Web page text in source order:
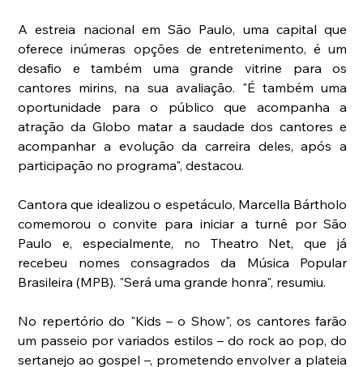
A estreia nacional em São Paulo, uma capital que
oferece inúmeras opções de entretenimento, é um
desafio e também uma grande vitrine para os
cantores mirins, na sua avaliação. "É também uma
oportunidade para o público que acompanha a
atração da Globo matar a saudade dos cantores e
acompanhar a evolução da carreira deles, após a
participação no programa", destacou.
Cantora que idealizou o espetáculo, Marcella Bártholo
comemorou o convite para iniciar a turnê por São
Paulo e, especialmente, no Theatro Net, que já
recebeu nomes consagrados da Música Popular
Brasileira (MPB). "Será uma grande honra", resumiu.
No repertório do "Kids – o Show", os cantores farão
um passeio por variados estilos – do rock ao pop, do
sertanejo ao gospel –, prometendo envolver a plateia